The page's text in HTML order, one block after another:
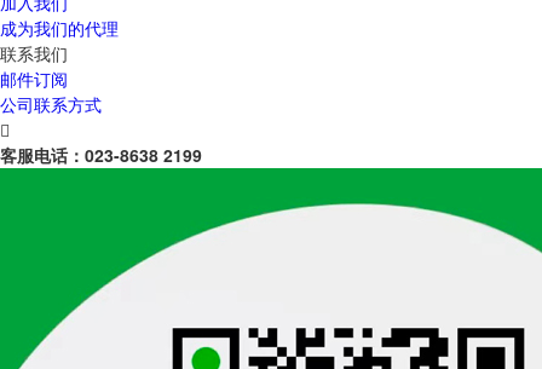
成为我们的代理
联系我们
邮件订阅
公司联系方式

客服电话： 023-8638 2199